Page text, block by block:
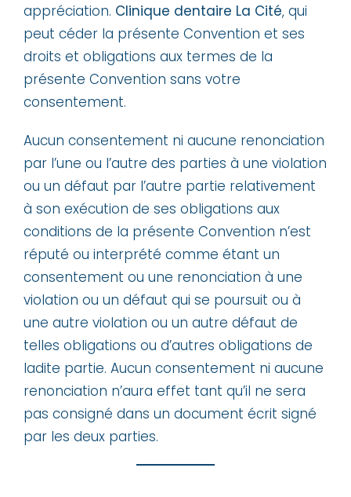
appréciation. Clinique dentaire La Cité, qui
peut céder la présente Convention et ses
droits et obligations aux termes de la
présente Convention sans votre
consentement.
Aucun consentement ni aucune renonciation
par l’une ou l’autre des parties à une violation
ou un défaut par l’autre partie relativement
à son exécution de ses obligations aux
conditions de la présente Convention n’est
réputé ou interprété comme étant un
consentement ou une renonciation à une
violation ou un défaut qui se poursuit ou à
une autre violation ou un autre défaut de
telles obligations ou d’autres obligations de
ladite partie. Aucun consentement ni aucune
renonciation n’aura effet tant qu’il ne sera
pas consigné dans un document écrit signé
par les deux parties.